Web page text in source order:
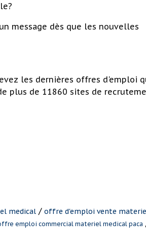
message dès que les nouvelles
les dernières offres d'emploi
plus de 11860 sites de
medical / offre d'emploi vente
emploi commercial materiel medical paca